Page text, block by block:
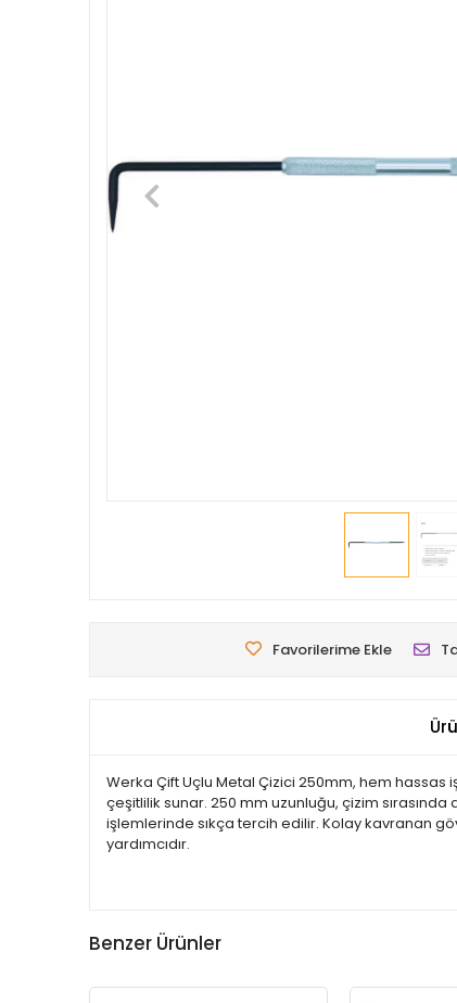
Favorilerime Ekle
Werka Çift Uçlu Metal Çizici 250mm, hem hassas
çeşitlilik sunar. 250 mm uzunluğu, çizim
işlemlerinde sıkça tercih edilir. Kolay kavranan
yardımcıdır.
Benzer Ürünler